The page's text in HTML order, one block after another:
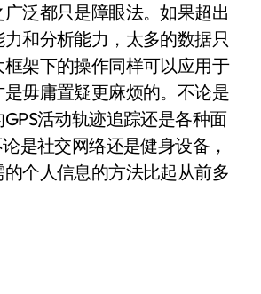
泛都只是障眼法。如果超出
和分析能力，太多的数据只
架下的操作同样可以应用于
毋庸置疑更麻烦的。不论是
活动轨迹追踪还是各种面
是社交网络还是健身设备，
个人信息的方法比起从前多